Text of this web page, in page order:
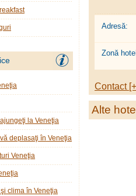
Adresă:
Zonă
Contact
Alte
la Veneţia
deplasaţi în Veneţia
Veneţia
clima în Veneţia